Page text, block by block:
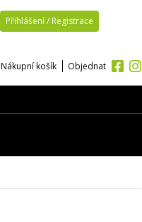
Přihlášení / Registrace
Nákupní košík Objednat